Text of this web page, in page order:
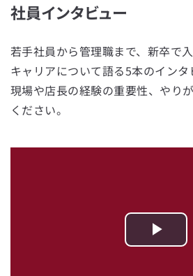
社員インタビュー
若手社員から管理職まで、新卒で
キャリアについて語る5本のインタ
現場や店長の経験の重要性、やり
ください。
Play